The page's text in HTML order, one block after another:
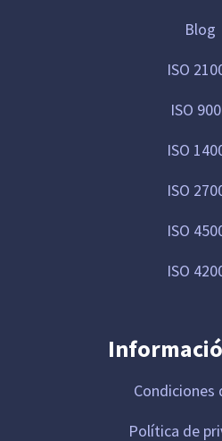
Blog
ISO
ISO
ISO
ISO
ISO
ISO
Condiciones
Política de